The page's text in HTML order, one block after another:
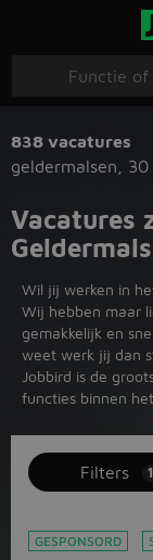
838 vacatures
geldermalsen
30
Vacatures
Wil jij werken in
Wij hebben maar
gemakkelijk en
weet werk jij dan
Jobbird is de
functies binnen
Filters 1
GESPONSORD